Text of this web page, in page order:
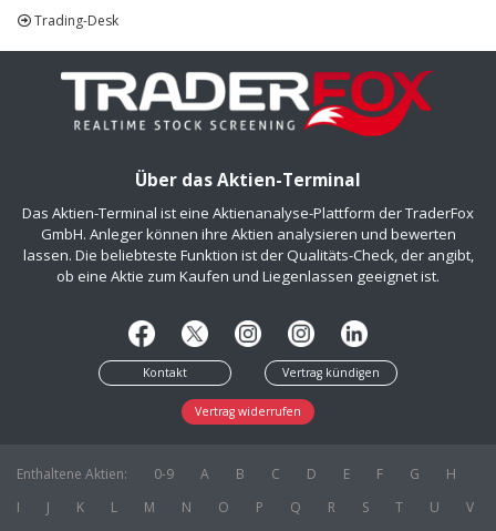
Trading-Desk
Über das Aktien-Terminal
Das Aktien-Terminal ist eine Aktienanalyse-Plattform der TraderFox
GmbH. Anleger können ihre Aktien analysieren und bewerten
lassen. Die beliebteste Funktion ist der Qualitäts-Check, der angibt,
ob eine Aktie zum Kaufen und Liegenlassen geeignet ist.
Kontakt Vertrag kündigen
Vertrag widerrufen
Enthaltene Aktien: 0-9 A B C D E F G
H
I
J K L M N O P Q R S T U
V